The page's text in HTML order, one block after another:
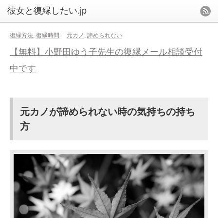
復縁方法, 復縁時間 元カノ , 諦められない
【無料】小野田ゆう子先生の復縁メール相談受付
中です
元カノが諦められない時の気持ちの持ち
方